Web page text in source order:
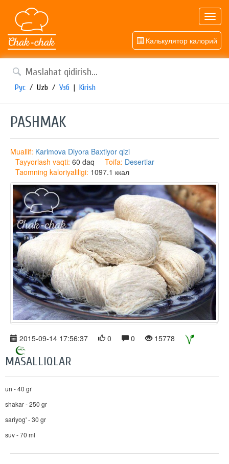
Калькулятор калорий
Рус / Uzb / Узб | Kirish
PASHMAK
Muallif: Karimova Diyora Baxtiyor qizi
Tayyorlash vaqti: 60 daq Toifa: Desertlar
Taomning kaloriyaliligi: 1097.1 ккал
2015-09-14 17:56:37 0 0 15778
MASALLIQLAR
un - 40 gr
shakar - 250 gr
sariyog' - 30 gr
suv - 70 ml